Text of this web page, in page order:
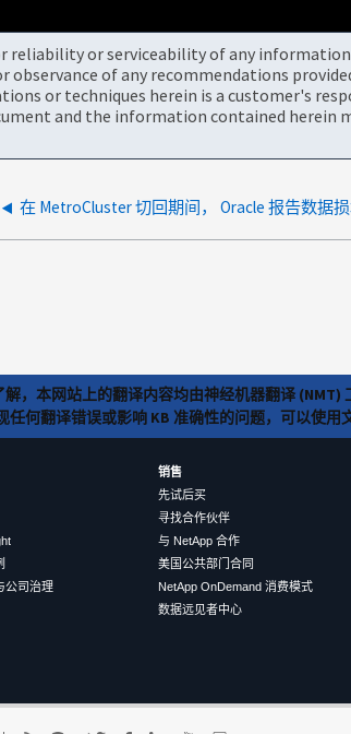
reliability or serviceability of any
of any recommendations
or techniques herein is a customer's
and the information contained herein
在 MetroCluster 切回期间， Oracle 报告数据
，本网站上的翻译内容均由神经机器翻译
何翻译错误或影响 KB 准确性的问题，可以使用
公司治理
销售
先试后买
寻找合作伙伴
与 NetApp 合作
美国公共部门合同
NetApp OnDemand 消费模式
数据远见者中心